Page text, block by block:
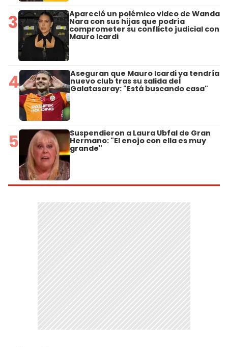
3 Apareció un polémico video de Wanda
Nara con sus hijas que podría
comprometer su conflicto judicial con
Mauro Icardi
4 Aseguran que Mauro Icardi ya tendría
nuevo club tras su salida del
Galatasaray: "Está buscando casa"
5 Suspendieron a Laura Ubfal de Gran
Hermano: "El enojo con ella es muy
grande"